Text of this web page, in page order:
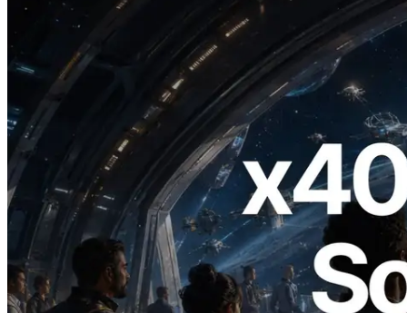
2026.07.04
ERPC lança Solana RPC com suporte a
x402 — A era em que agentes de IA
pagam sob demanda pelas APIs de que